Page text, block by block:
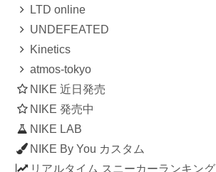
LTD online
UNDEFEATED
Kinetics
atmos-tokyo
NIKE 近日発売
NIKE 発売中
NIKE LAB
NIKE By You カスタム
リアルタイム スニーカーランキング